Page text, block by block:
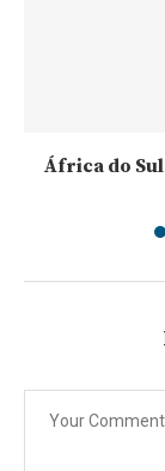
África do